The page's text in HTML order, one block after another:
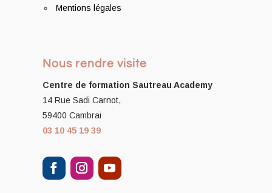
Mentions légales
Nous rendre visite
Centre de formation Sautreau Academy
14 Rue Sadi Carnot,
59400 Cambrai
03 10 45 19 39